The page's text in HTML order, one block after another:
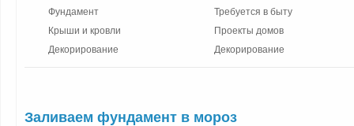
Фундамент
Крыши и кровли
Декорирование
Требуется в быту
Проекты домов
Декорирование
Заливаем фундамент в мороз